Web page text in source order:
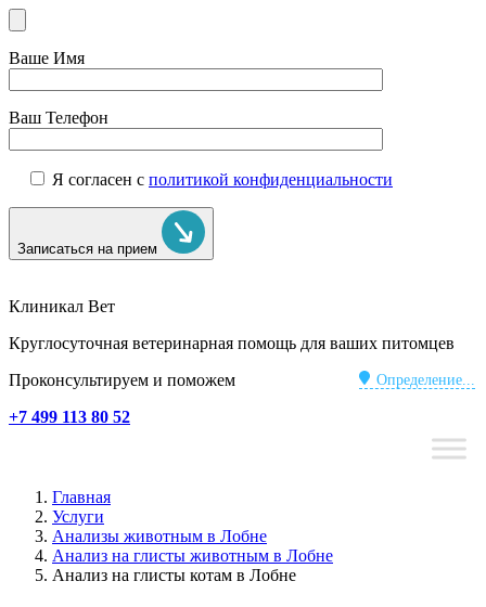
Ваше Имя
Ваш Телефон
Я согласен с политикой конфиденциальности
Записаться на прием
Клиникал Вет
Круглосуточная ветеринарная помощь для ваших питомцев
Определение...
Проконсультируем и поможем
+7 499 113 80 52
Главная
Услуги
Анализы животным в Лобне
Анализ на глисты животным в Лобне
Анализ на глисты котам в Лобне